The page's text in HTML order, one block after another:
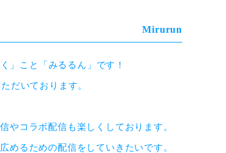
」こと「みるるん」です！
だいております。
やコラボ配信も楽しくしております。
めるための配信をしていきたいです。